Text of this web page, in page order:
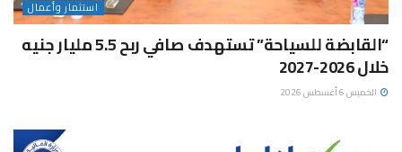
استثمار وأعمال
“القابضة للسياحة” تستهدف صافي ربح 5.5 مليار جنيه
خلال 2026-2027
الخميس 6 أغسطس 2026